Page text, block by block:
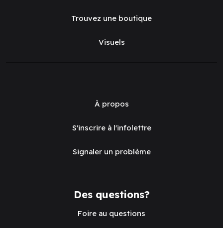
Trouvez une boutique
Visuels
À propos
S'inscrire à l'infolettre
Signaler un problème
Des questions?
Foire au questions